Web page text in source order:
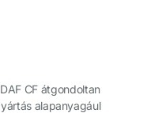
CF átgondoltan
alapanyagául